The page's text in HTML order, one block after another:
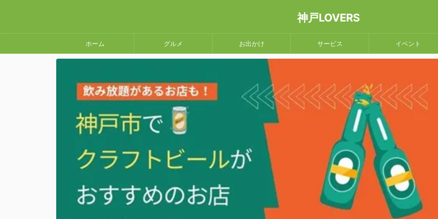
神戸LOVERS
ホーム グルメ お出かけ サービス イベント